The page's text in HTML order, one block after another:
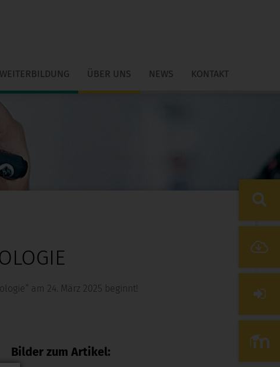
ÜBER UNS NEWS KONTAKT
am 24. März 2025 beginnt!
Bilder zum Artikel: